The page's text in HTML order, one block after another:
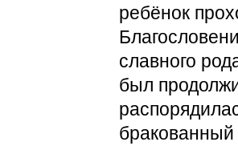
ребёнок
славного
был